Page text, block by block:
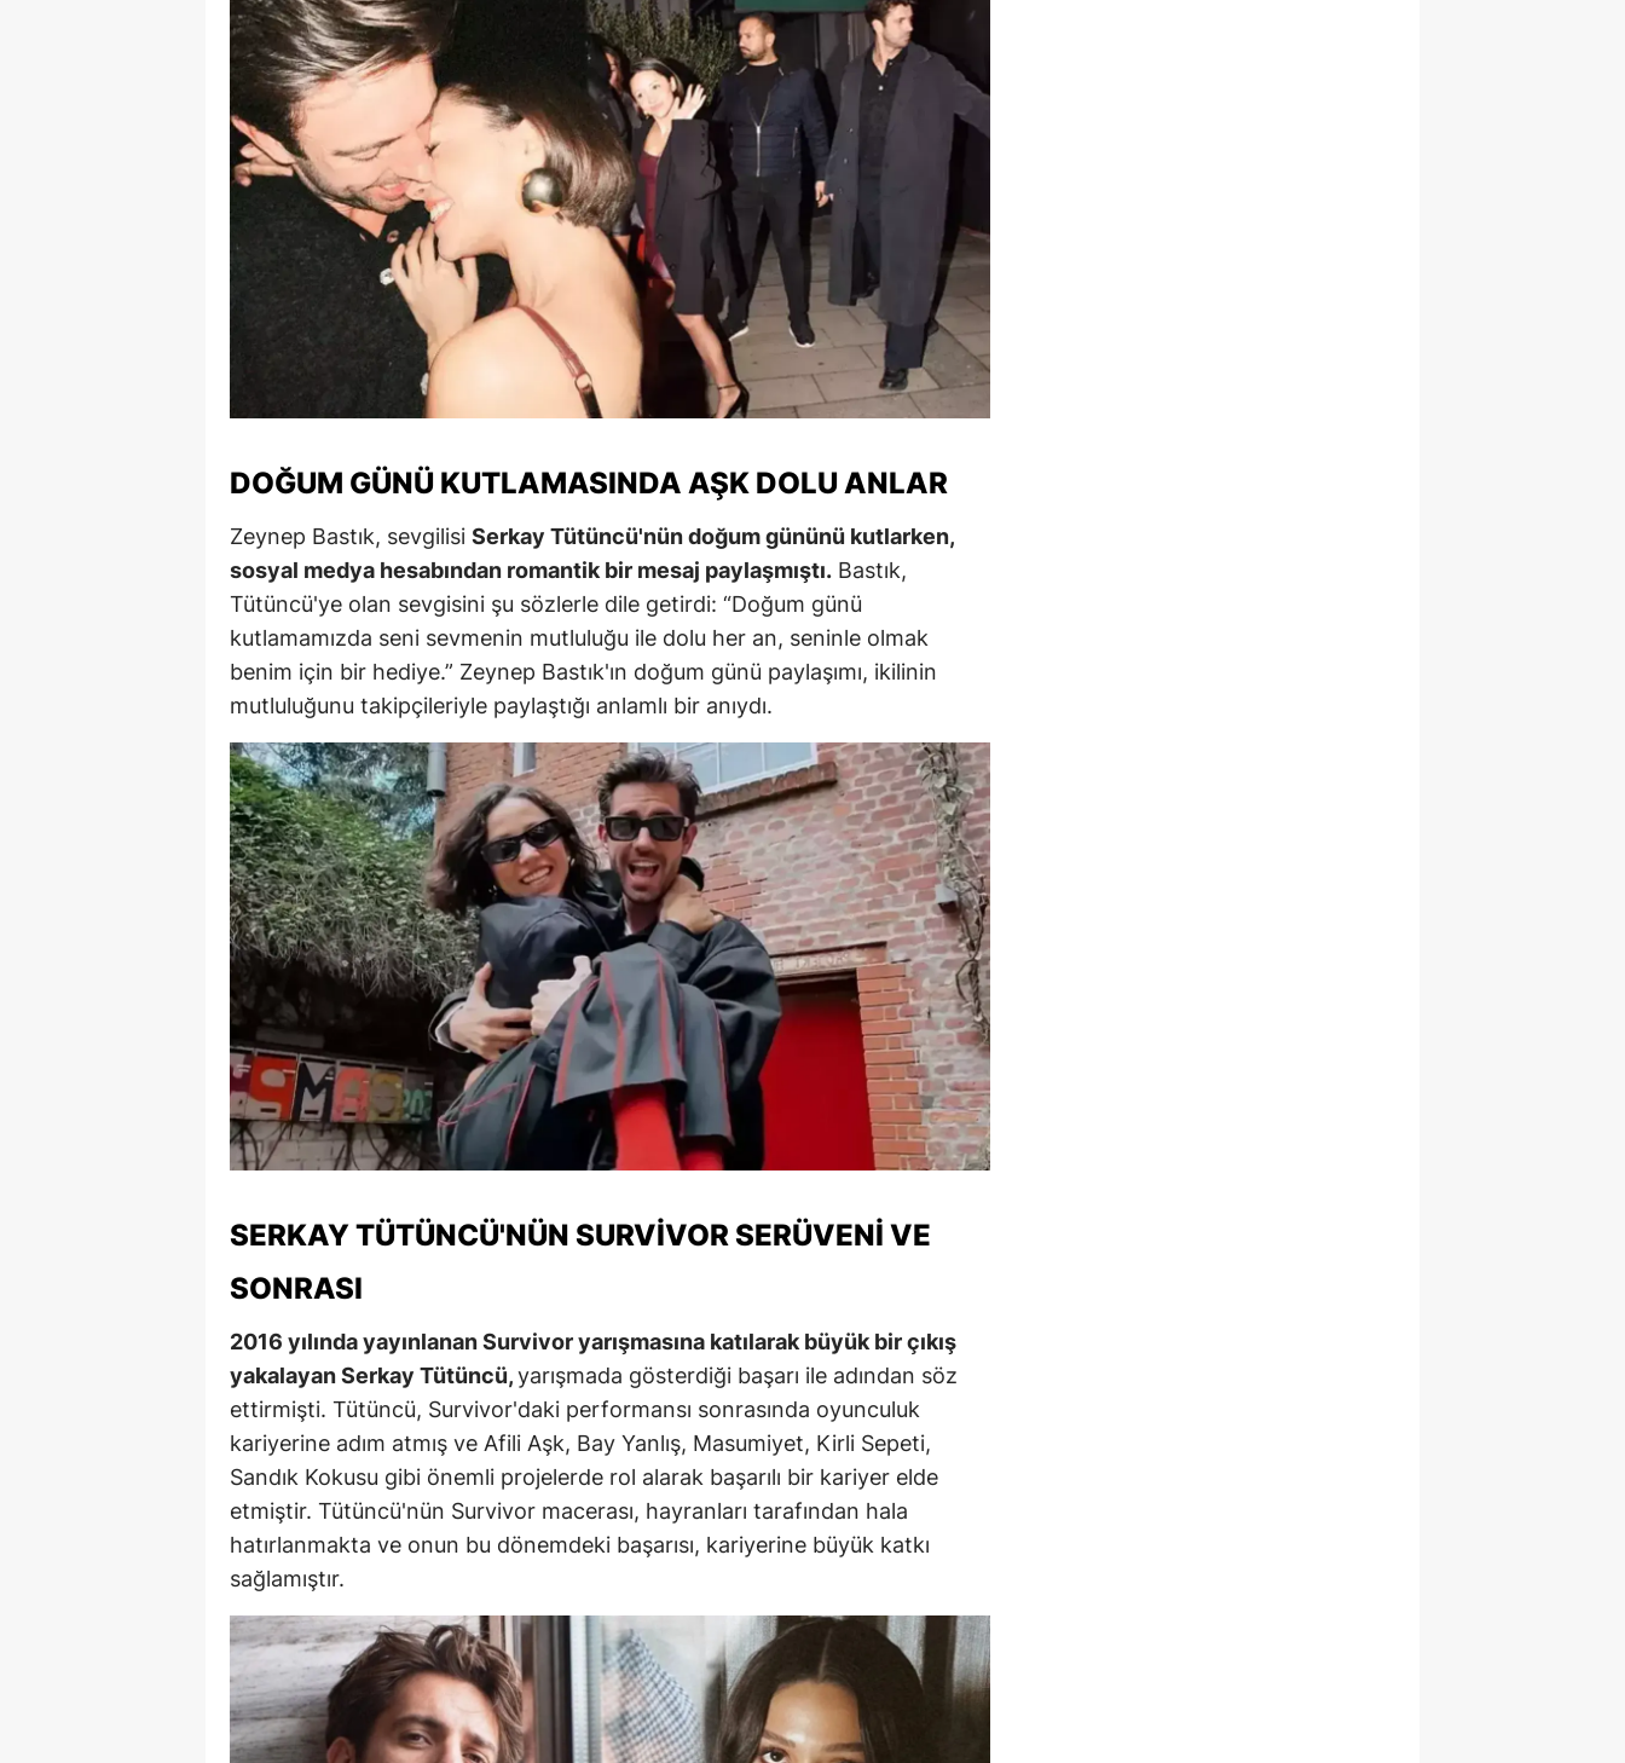
Erzurum
Eskişehir
Gaziantep
Giresun
Gümüşhane
Hatay
Isparta
Mersin
Kastamonu
Kırklareli
Kırşehir
Kocaeli
Konya
Kütahya
Malatya
Manisa
Kahramanmaraş
Mardin
Nevşehir
Ordu
Rize
Sakarya
Siirt
Tekirdağ
DOĞUM GÜNÜ KUTLAMASINDA AŞK DOLU ANLAR
Zeynep Bastık, sevgilisi Serkay Tütüncü'nün doğum gününü kutlarken,
sosyal medya hesabından romantik bir mesaj paylaşmıştı. Bastık,
Tütüncü'ye olan sevgisini şu sözlerle dile getirdi: “Doğum günü
kutlamamızda seni sevmenin mutluluğu ile dolu her an, seninle olmak
benim için bir hediye.” Zeynep Bastık'ın doğum günü paylaşımı, ikilinin
mutluluğunu takipçileriyle paylaştığı anlamlı bir anıydı.
SERKAY TÜTÜNCÜ'NÜN SURVIVOR SERÜVENI VE
SONRASI
2016 yılında yayınlanan Survivor yarışmasına katılarak büyük bir çıkış
yakalayan Serkay Tütüncü,yarışmada gösterdiği başarı ile adından söz
ettirmişti. Tütüncü, Survivor'daki performansı sonrasında oyunculuk
kariyerine adım atmış ve Afili Aşk, Bay Yanlış, Masumiyet, Kirli Sepeti,
Sandık Kokusu gibi önemli projelerde rol alarak başarılı bir kariyer elde
etmiştir. Tütüncü'nün Survivor macerası, hayranları tarafından hala
hatırlanmakta ve onun bu dönemdeki başarısı, kariyerine büyük katkı
sağlamıştır.